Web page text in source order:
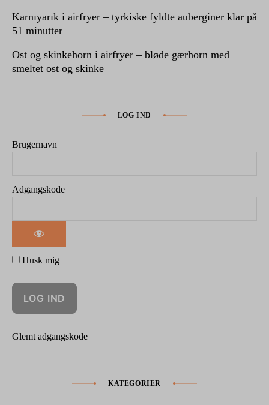
Karnıyarık i airfryer – tyrkiske fyldte auberginer klar på
51 minutter
Ost og skinkehorn i airfryer – bløde gærhorn med
smeltet ost og skinke
LOG IND
Brugernavn
Adgangskode
Husk mig
Glemt adgangskode
KATEGORIER